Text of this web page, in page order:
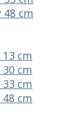
48 cm
cm
cm
cm
cm